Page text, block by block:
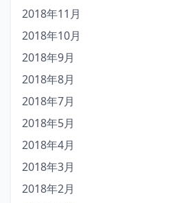
2018年11月
2018年10月
2018年9月
2018年8月
2018年7月
2018年5月
2018年4月
2018年3月
2018年2月